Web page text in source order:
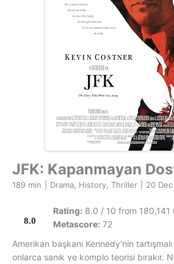
JFK: Kapanmayan
189 min Drama, History, Thriller 20 Dec
8.0
Rating: 8.0 / 10 from 180,141
Metascore: 72
Amerikan başkanı Kennedy'nin
onlarca sanık ve komplo teorisi bırakır.